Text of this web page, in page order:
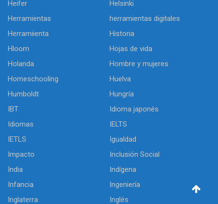
Heifer
Helsinki
Herramientas
herramientas digitales
Herramiienta
Historia
Hloom
Hojas de vida
Holanda
Hombre y mujeres
Homeschooling
Huelva
Humboldt
Hungría
IBT
Idioma japonés
Idiomas
IELTS
IETLS
Igualdad
Impacto
Inclusión Social
India
Indígena
Infancia
Ingeniería
Inglaterra
Inglés